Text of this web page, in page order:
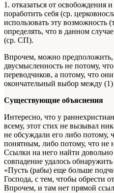
1. отказаться от освобождения
поработить себя (ср.
использовать эту
определять, что в данном
(ср. СП).
Впрочем, можно предположить,
двусмысленность не потому, что
переводчиков, а потому, что
окончательный выбор между
Существующие объяснения
Интересно, что у
всему, этот стих не вызывал
не обсуждали его либо потому,
понятным, либо потому, что не
Ссылки на него найти
совпадение удалось
«Пусть (рабы) еще больше
Господа, с тем, чтобы обрести
Впрочем, и там нет прямой